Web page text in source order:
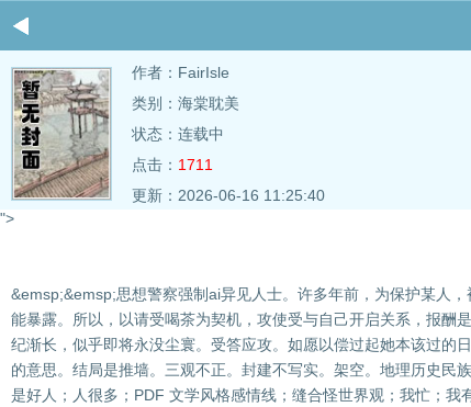
作者： FairIsle
类别：海棠耽美
状态：连载中
点击： 1711
更新：2026-06-16 11:25:40
">
&emsp;&emsp;思想警察强制ai异见人士。许多年前，为保护某人
能暴露。所以，以请受喝茶为契机，攻使受与自己开启关系，报酬
纪渐长，似乎即将永没尘寰。受答应攻。如愿以偿过起她本该过的
的意思。结局是推墙。三观不正。封建不写实。架空。地理历史民
是好人；人很多；PDF 文学风格感情线；缝合怪世界观；我忙；